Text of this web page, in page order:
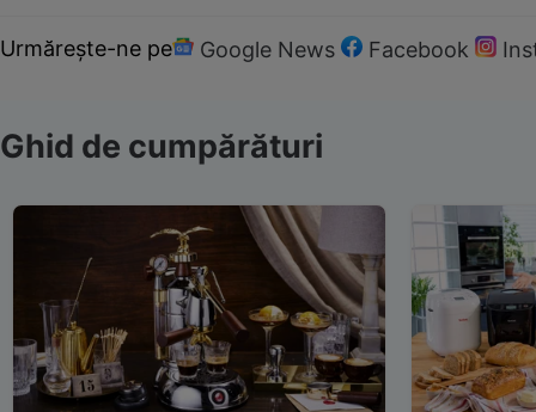
Urmărește-ne pe Google News Facebook
Ghid de cumpărături